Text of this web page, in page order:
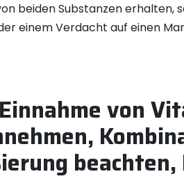
beiden Substanzen erhalten,
einem Verdacht auf einen
von
beachten,